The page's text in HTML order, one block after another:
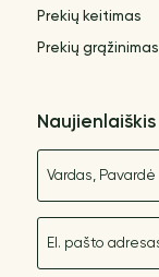
Prekių keitimas
Prekių grąžinimas
Naujienlaiškis